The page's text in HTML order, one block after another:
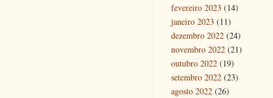
fevereiro 2023 (14)
janeiro 2023 (11)
dezembro 2022 (24)
novembro 2022 (21)
outubro 2022 (19)
setembro 2022 (23)
agosto 2022 (26)